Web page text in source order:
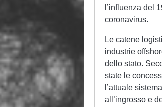
l’influenza del
coronavirus.
Le catene
industrie
dello stato.
state le
l’attuale
all’ingrosso e